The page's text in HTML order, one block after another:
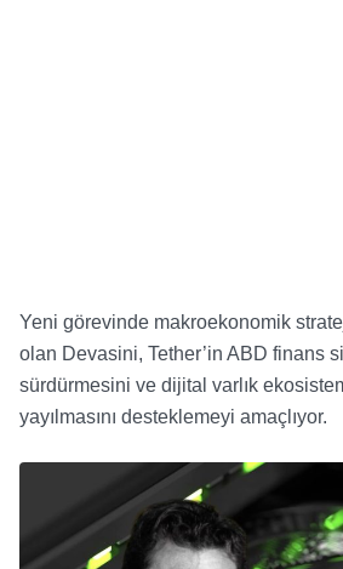
Yeni görevinde makroekonomik
olan Devasini, Tether’in ABD finans
sürdürmesini ve dijital varlık
yayılmasını desteklemeyi amaçlıyor.